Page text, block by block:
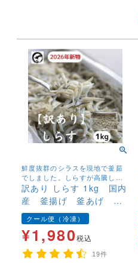
鮮度抜群のシラスを現地で釜茹
でしました。しらすが高騰して
いる中、超お買い得な価格で大
放出いたします。
訳あり しらす 1kg 国内
産 釜揚げ 釜あげ シ
ラス お買得 最安値に
挑戦
クール便（冷凍）
¥1,980税込
19件